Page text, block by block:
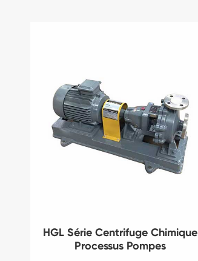
HGL Série Centrifuge Chimique
Processus Pompes